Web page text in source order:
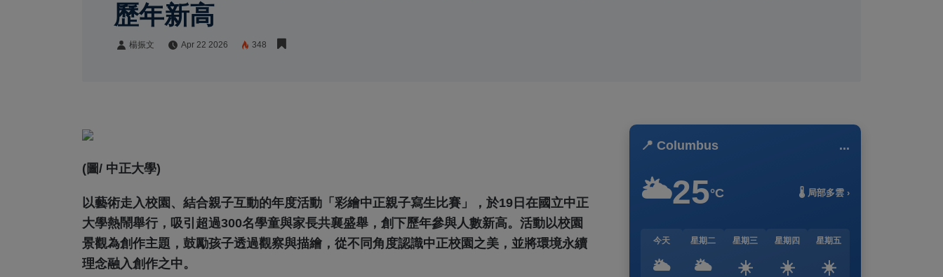
歷年新高
楊振文 Apr 22 2026 348
(圖/ 中正大學)
以藝術走入校園、結合親子互動的年度活動「彩繪中正親子寫生比賽」，於19日在國立中正
大學熱鬧舉行，吸引超過300名學童與家長共襄盛舉，創下歷年參與人數新高。活動以校園
景觀為創作主題，鼓勵孩子透過觀察與描繪，從不同角度認識中正校園之美，並將環境永續
理念融入創作之中。
📍 Columbus ...
🌥️25°C 🌡️ 局部多雲 ›
今天
🌥️
星期二
🌥️
星期三
☀️
星期四
☀️
星期五
☀️